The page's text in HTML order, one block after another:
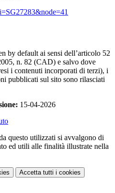
by default ai sensi dell’articolo 52
n. 82 (CAD) e salvo dove
i contenuti incorporati di terzi), i
pubblicati sul sito sono rilasciati
15-04-2026
questo utilizzati si avvalgono di
ed utili alle finalità illustrate nella
Accetta tutti i cookies